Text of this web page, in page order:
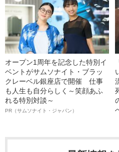
オープン1周年を記念した特別イ
ベントがサムソナイト・ブラッ
クレーベル銀座店で開催 仕事
も人生も自分らしく～笑顔あふ
れる特別対談～
PR（サムソナイト・ジャパン）